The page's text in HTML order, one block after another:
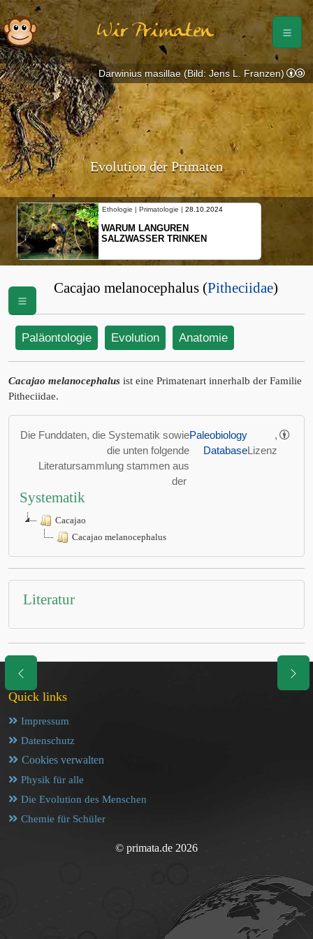
Wir Primaten
Evolution der Primaten
Ethologie | Primatologie | 28.10.2024
WARUM LANGUREN
SALZWASSER TRINKEN
Darwinius masillae (Bild: Jens L. Franzen)
Cacajao melanocephalus (Pitheciidae)
Paläontologie Evolution Anatomie
Cacajao melanocephalus ist eine Primatenart innerhalb der Familie
Pitheciidae.
Die Funddaten, die Systematik sowie
die unten folgende
Literatursammlung stammen aus
der
Paleobiology
Database
,
Lizenz
Systematik
Cacajao
Cacajao melanocephalus
Literatur
Quick links
Impressum
Datenschutz
Cookies verwalten
Physik für alle
Die Evolution des Menschen
Chemie für Schüler
© primata.de 2026